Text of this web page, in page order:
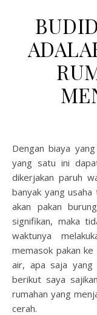
Dengan biaya
yang satu ini
dikerjakan paruh
banyak yang usaha
akan pakan
signifikan, maka
waktunya
memasok pakan
air, apa saja yang
berikut saya
rumahan yang
cerah.